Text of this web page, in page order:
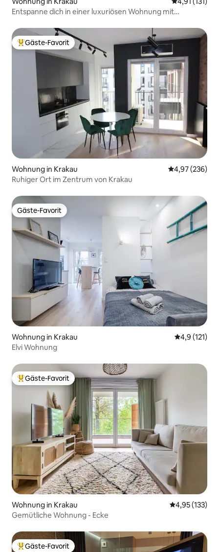
Entspanne dich in einer luxuriösen Wohnung mit
Beliebter Gäste-Favorit.
Gäste-Favorit
Wohnung in Krakau
4,97 (236)
Ruhiger Ort im Zentrum von Krakau
Gäste-Favorit
Gäste-Favorit
Wohnung in Krakau
4,9 (121)
Elvi Wohnung
Beliebter Gäste-Favorit.
Gäste-Favorit
Wohnung in Krakau
4,95 (133)
Gemütliche Wohnung - Ecke
Beliebter Gäste-Favorit.
Gäste-Favorit